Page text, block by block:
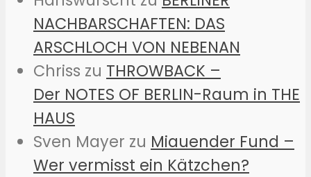
NACHBARSCHAFTEN: DAS
ARSCHLOCH VON NEBENAN
Chriss zu THROWBACK –
Der NOTES OF BERLIN-Raum in THE
HAUS
Sven Mayer zu Miauender Fund –
Wer vermisst ein Kätzchen?